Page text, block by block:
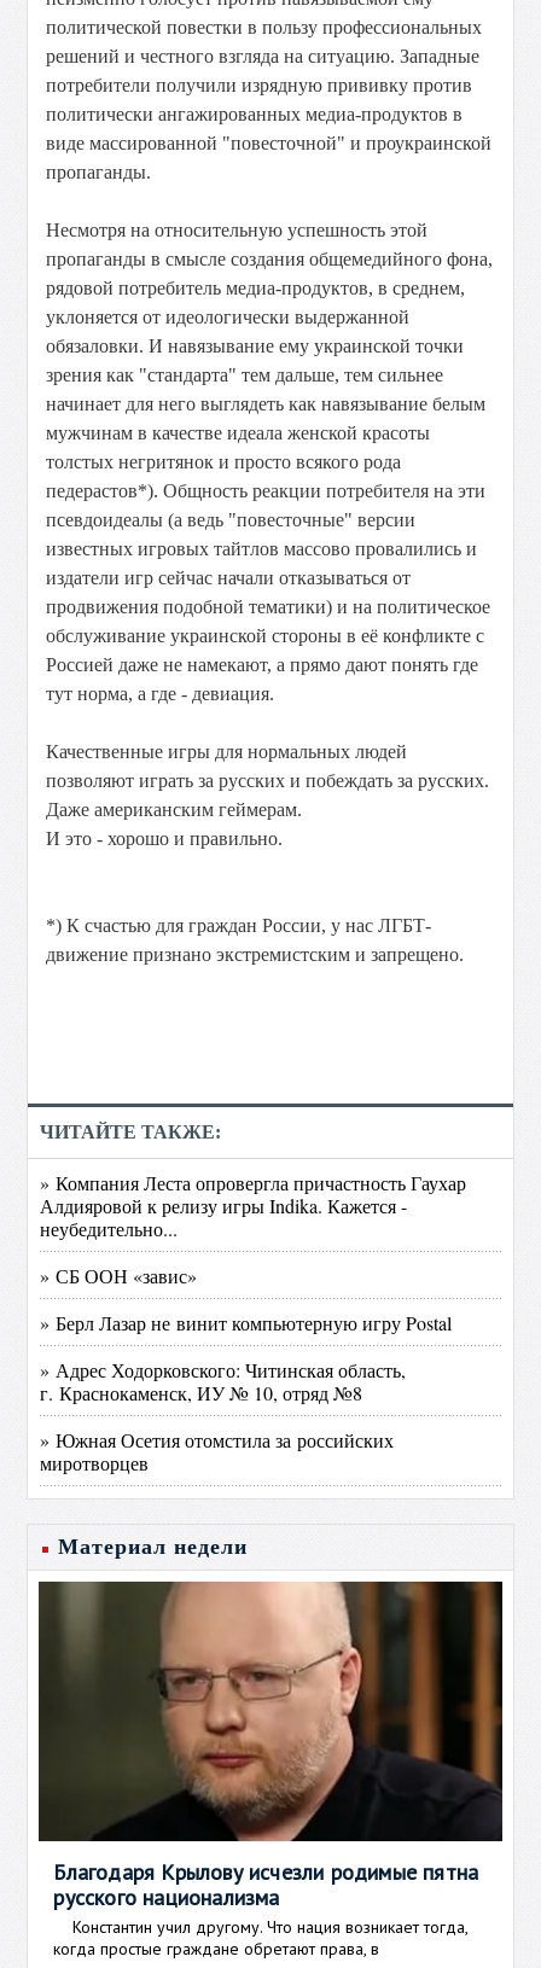
политической повестки в пользу профессиональных
решений и честного взгляда на ситуацию. Западные
потребители получили изрядную прививку против
политически ангажированных медиа-продуктов в
виде массированной "повесточной" и проукраинской
пропаганды.
Несмотря на относительную успешность этой
пропаганды в смысле создания общемедийного фона,
рядовой потребитель медиа-продуктов, в среднем,
уклоняется от идеологически выдержанной
обязаловки. И навязывание ему украинской точки
зрения как "стандарта" тем дальше, тем сильнее
начинает для него выглядеть как навязывание белым
мужчинам в качестве идеала женской красоты
толстых негритянок и просто всякого рода
педерастов*). Общность реакции потребителя на эти
псевдоидеалы (а ведь "повесточные" версии
известных игровых тайтлов массово провалились и
издатели игр сейчас начали отказываться от
продвижения подобной тематики) и на политическое
обслуживание украинской стороны в её конфликте с
Россией даже не намекают, а прямо дают понять где
тут норма, а где - девиация.
Качественные игры для нормальных людей
позволяют играть за русских и побеждать за русских.
Даже американским геймерам.
И это - хорошо и правильно.
*) К счастью для граждан России, у нас ЛГБТ-
движение признано экстремистским и запрещено.
ЧИТАЙТЕ ТАКЖЕ:
» Компания Леста опровергла причастность Гаухар
Алдияровой к релизу игры Indika. Кажется -
неубедительно...
» СБ ООН «завис»
» Берл Лазар не винит компьютерную игру Postal
» Адрес Ходорковского: Читинская область,
г. Краснокаменск, ИУ № 10, отряд №8
» Южная Осетия отомстила за российских
миротворцев
Материал недели
Благодаря Крылову исчезли родимые пятна
русского национализма
Константин учил другому. Что нация возникает тогда,
когда простые граждане обретают права, в